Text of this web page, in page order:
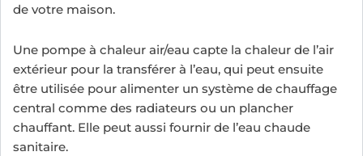
de votre maison.
Une pompe à chaleur air/eau capte la chaleur de l’air
extérieur pour la transférer à l’eau, qui peut ensuite
être utilisée pour alimenter un système de chauffage
central comme des radiateurs ou un plancher
chauffant. Elle peut aussi fournir de l’eau chaude
sanitaire.